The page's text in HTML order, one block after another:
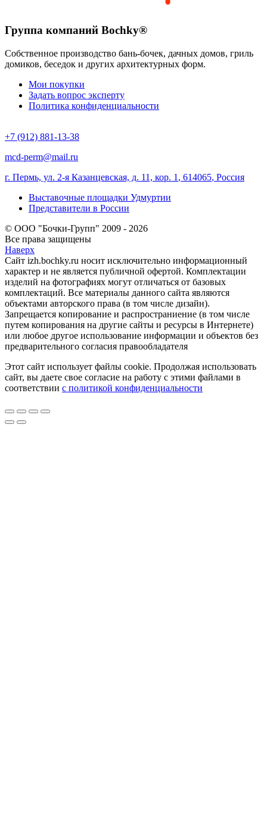
Группа компаний Bochky®
Собственное производство бань-бочек, дачных домов, гриль
домиков, беседок и других архитектурных форм.
Мои покупки
Задать вопрос эксперту
Политика конфиденциальности
+7 (912) 881-13-38
mcd-perm@mail.ru
г. Пермь, ул. 2-я Казанцевская, д. 11, кор. 1 , 614065, Россия
Выставочные площадки Удмуртии
Представители в России
© ООО "Бочки-Групп" 2009 - 2026
Все права защищены
Наверх
Сайт izh.bochky.ru носит исключительно информационный
характер и не является публичной офертой. Комплектации
изделий на фотографиях могут отличаться от базовых
комплектаций. Все материалы данного сайта являются
объектами авторского права (в том числе дизайн).
Запрещается копирование и распространиение (в том числе
путем копирования на другие сайты и ресурсы в Интернете)
или любое другое использование информации и объектов без
предварительного согласия правообладателя
Этот сайт использует файлы cookie. Продолжая использовать
сайт, вы даете свое согласие на работу с этими файлами в
соответствии с политикой конфиденциальности